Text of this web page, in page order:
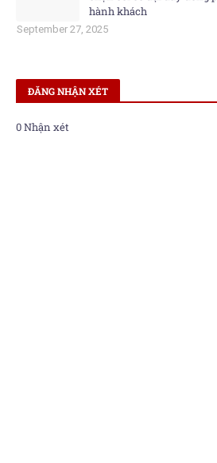
hành khách
September 27, 2025
ĐĂNG NHẬN XÉT
0 Nhận xét